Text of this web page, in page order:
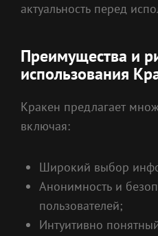
актуальность перед
Преимущества и
использования
Кракен предлагает
включая:
Широкий выбор
Анонимность и
пользователей;
Интуитивно